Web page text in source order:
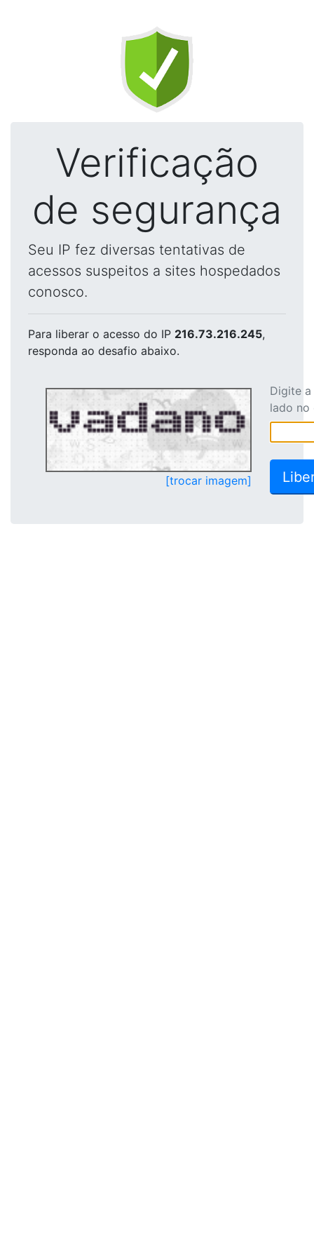
Verificação
de segurança
Seu IP fez diversas tentativas de
acessos suspeitos a sites hospedados
conosco.
Para liberar o acesso do IP 216.73.216.245,
responda ao desafio abaixo.
[trocar imagem]
Digite
lado no